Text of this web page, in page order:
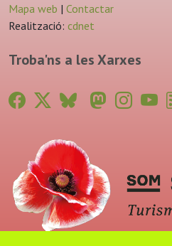
Mapa web | Contactar
Realització: cdnet
Troba'ns a les Xarxes